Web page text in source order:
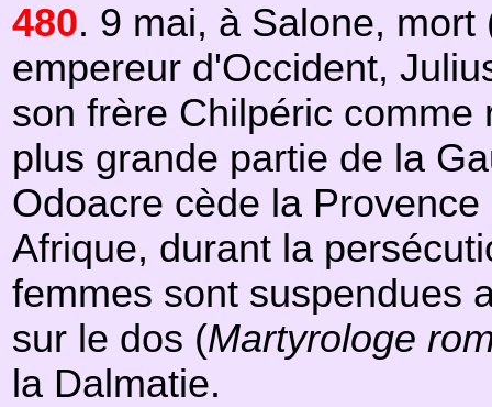
480. 9 mai, à Salone,
empereur d'Occident,
son frère Chilpéric
plus grande partie de la
Odoacre cède la
Afrique, durant la
femmes sont suspendues
sur le dos (Martyrologe
la Dalmatie.